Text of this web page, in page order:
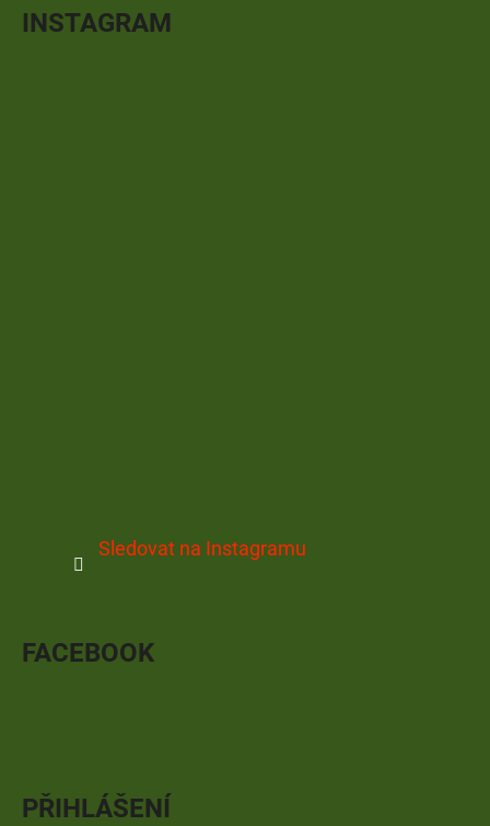
INSTAGRAM
Sledovat na Instagramu
FACEBOOK
PŘIHLÁŠENÍ